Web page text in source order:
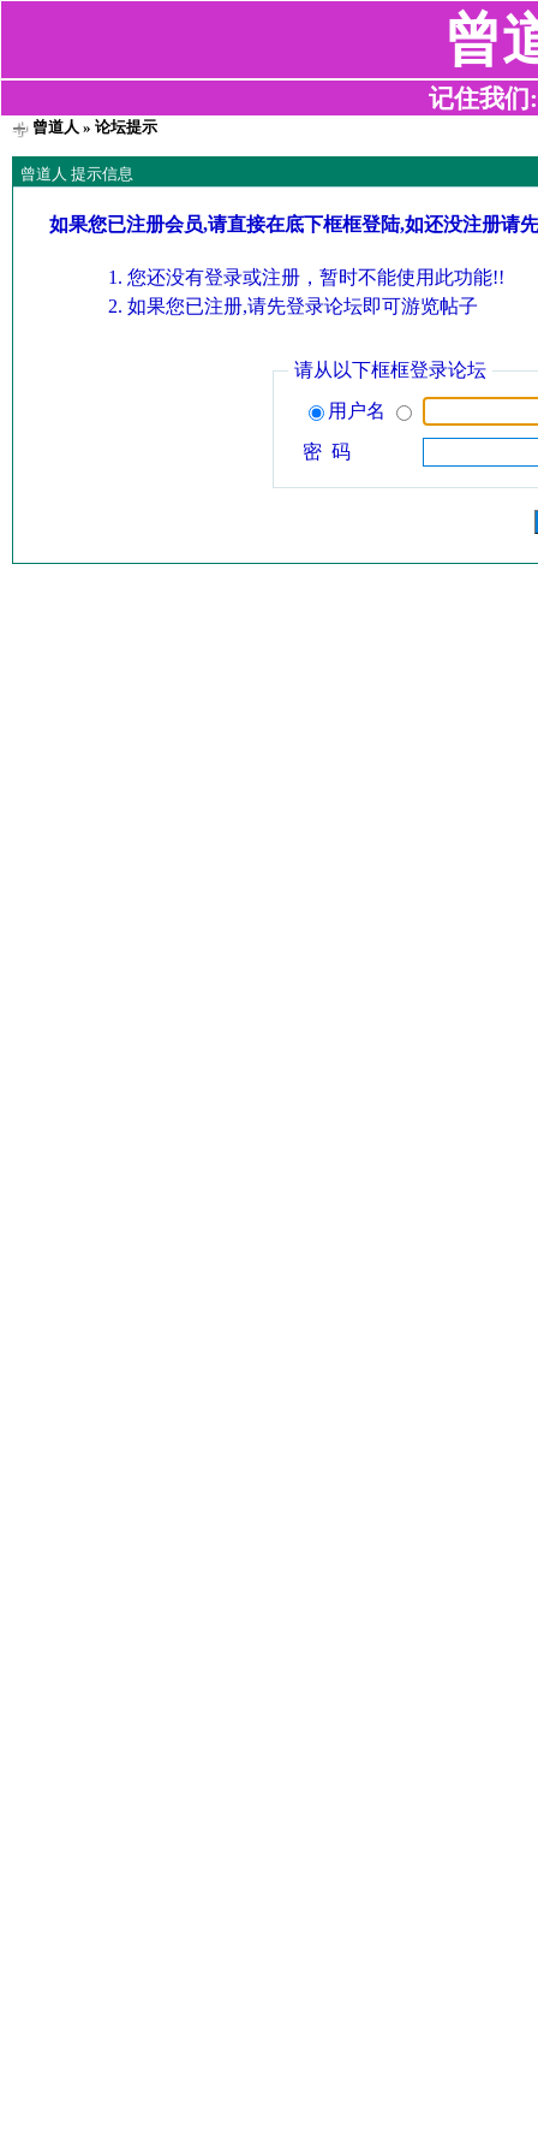
曾
记住我们
曾道人 » 论坛提示
曾道人 提示信息
如果您已注册会员,请直接在底下框框登陆,如还没注册请
您还没有登录或注册，暂时不能使用此功能!!
如果您已注册,请先登录论坛即可游览帖子
请从以下框框登录论坛
用户名
密 码